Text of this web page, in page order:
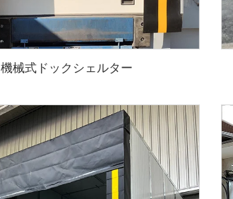
機械式ドックシェルター